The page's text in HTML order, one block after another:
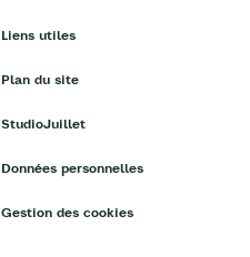
Liens utiles
Plan du site
StudioJuillet
Données personnelles
Gestion des cookies